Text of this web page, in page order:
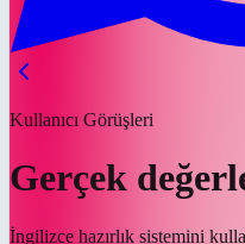
Kullanıcı Görüşleri
Gerçek
İngilizce hazırlık sistemini